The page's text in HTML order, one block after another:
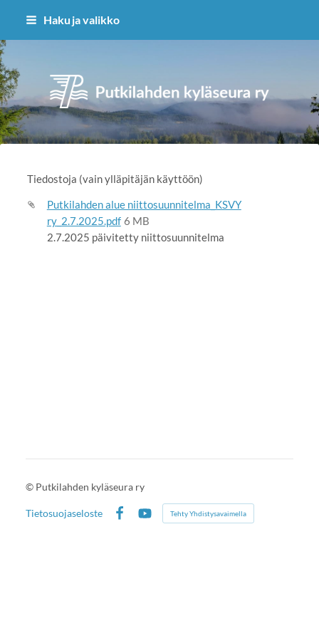
Siirry
Haku ja valikko
Putkilahden kyläseura ry
Tiedostoja (vain ylläpitäjän käyttöön)
Putkilahden alue niittosuunnitelma_KSVY
ry_2.7.2025.pdf 6 MB
2.7.2025 päivitetty niittosuunnitelma
© Putkilahden kyläseura ry
Tietosuojaseloste
YouTube
Tehty Yhdistysavaimella